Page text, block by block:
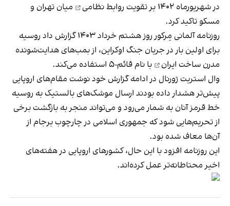
در شهریورماه ۱۴۰۲ بر
تقویت روابط نظامی
میان تهران و
مسکو تاکید کرد.
روزنامه آلمانی مِرکور روز هشتم خرداد ۱۴۰۳ گزارش داد روسیه
برای اولین بار در جریان جنگ اوکراین، از بمب‌های هدایت‌شونده
مدرن ساخت ایران
با نام قائم‌-۵ استفاده می‌کند.
وال استریت ژورنال در ادامه گزارش خود نوشت مقام‌های اروپایی
پیش‌تر هشدار داده بودند ارسال موشک‌های بالستیک به روسیه
خط قرمز آنان به شمار می‌رود و می‌تواند منجر به بازگشت برخی
از تحریم‌هایی شود که جمهوری اسلامی در چارچوب برجام از
آن‌ها معاف شده بود.
این روزنامه افزود با این حال، کشورهای اروپایی در هفته‌های
اخیر محتاطانه‌تر عمل کرده‌اند.